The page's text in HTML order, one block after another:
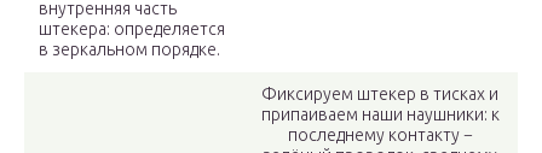
внутренняя часть
штекера: определяется
в зеркальном порядке.
Фиксируем штекер в тисках и
припаиваем наши наушники: к
последнему контакту −